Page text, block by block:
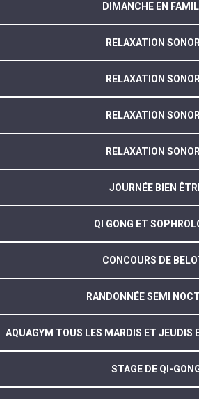
DIMANCHE EN
RELAXATION
RELAXATION
RELAXATION
RELAXATION
JOURNÉE BIEN
QI GONG ET
CONCOURS DE
RANDONNÉE SEMI
AQUAGYM TOUS LES MARDIS ET JEUDIS
STAGE DE QI-